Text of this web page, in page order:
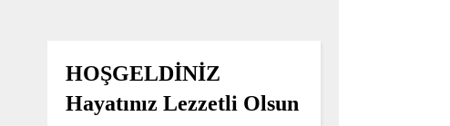
HOŞGELDİNİZ
Hayatınız Lezzetli Olsun